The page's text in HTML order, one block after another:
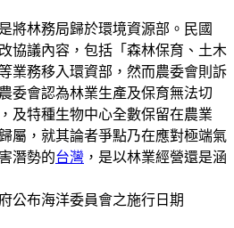
將林務局歸於環境資源部。民國
協議內容，包括「森林保育、土木
業務移入環資部，然而農委會則訴
委會認為林業生產及保育無法切
及特種生物中心全數保留在農業
屬，就其論者爭點乃在應對極端氣
潛勢的台灣 ，是以林業經營還是涵
公布海洋委員會之施行日期